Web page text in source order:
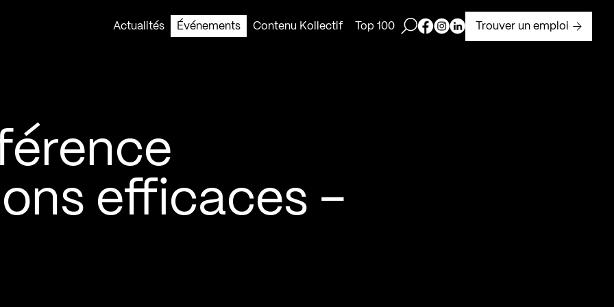
Actualités
Événements Contenu Kollectif Top 100 Ouvrir la barre de recherche
Page Facebook de Kollectif
Page Instagram de Kollectif
Page Linkedin de Kollectif
Trouver un emploi
efficaces –